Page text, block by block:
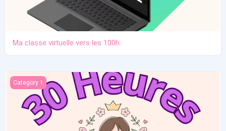
Ma classe virtuelle vers les 100h
Atelier pratique 27/12/2025
Category 1